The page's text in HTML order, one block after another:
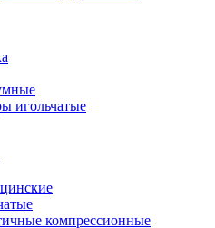
игольчатые
компрессионные